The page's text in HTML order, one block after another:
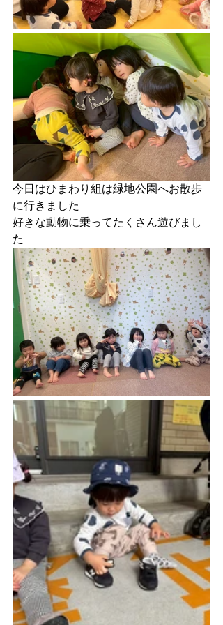
今日はひまわり組は緑地公園へお散歩
に行きました
好きな動物に乗ってたくさん遊びまし
た